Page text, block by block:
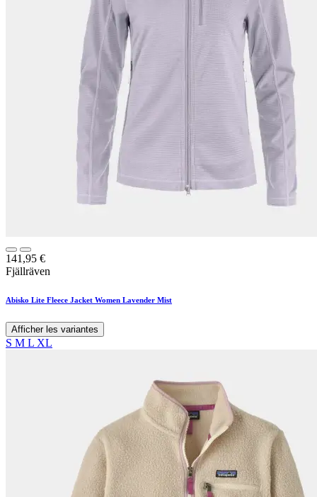
141,95 €
Fjällräven
Abisko Lite Fleece Jacket Women Lavender Mist
Afficher les variantes
S M L XL